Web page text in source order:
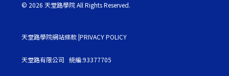
© 2026 天堂路學院 All Rights Reserved.
天堂路學院網站條款 |PRIVACY POLICY
天堂路有限公司 統編:93377705